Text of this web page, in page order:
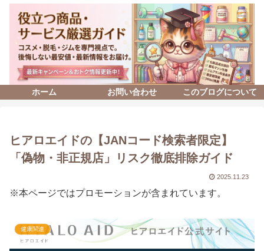
ホーム お問い合わせ このブログについて
ヒアロエイドの【JANコード検索者限定】
「偽物・非正規店」リスク徹底排除ガイド
2025.11.23
※本ページではプロモーションが含まれています。
健康関連